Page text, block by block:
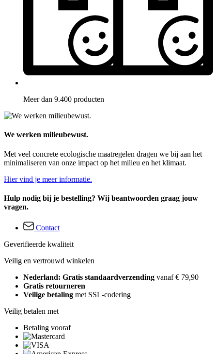
Meer dan 9.400 producten
We werken milieubewust.
Met veel concrete ecologische maatregelen dragen we bij aan het
minimaliseren van onze impact op het milieu en het klimaat.
Hier vind je meer informatie.
Hulp nodig bij je bestelling? Wij beantwoorden graag jouw
vragen.
Contact
Geverifieerde kwaliteit
Veilig en vertrouwd winkelen
Nederland: Gratis standaardverzending vanaf € 79,90
Gratis retourneren
Veilige betaling met SSL-codering
Veilig betalen met
Betaling vooraf